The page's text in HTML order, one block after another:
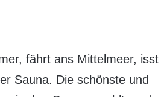
fährt ans Mittelmeer, isst
Sauna. Die schönste und